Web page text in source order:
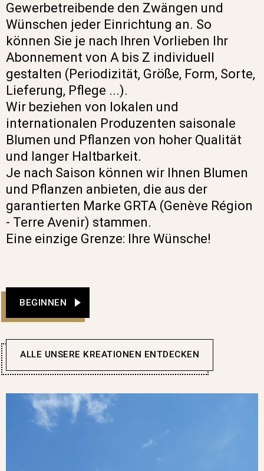
Gewerbetreibende den Zwängen und
Wünschen jeder Einrichtung an. So
können Sie je nach Ihren Vorlieben Ihr
Abonnement von A bis Z individuell
gestalten (Periodizität, Größe, Form, Sorte,
Lieferung, Pflege ...).
Wir beziehen von lokalen und
internationalen Produzenten saisonale
Blumen und Pflanzen von hoher Qualität
und langer Haltbarkeit.
Je nach Saison können wir Ihnen Blumen
und Pflanzen anbieten, die aus der
garantierten Marke GRTA (Genève Région
- Terre Avenir) stammen.
Eine einzige Grenze: Ihre Wünsche!
BEGINNEN
ALLE UNSERE KREATIONEN ENTDECKEN